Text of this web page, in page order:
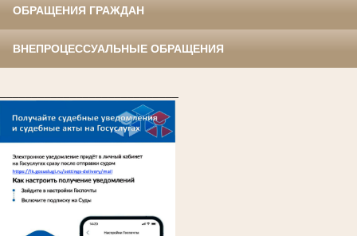
ОБРАЩЕНИЯ ГРАЖДАН
ВНЕПРОЦЕССУАЛЬНЫЕ ОБРАЩЕНИЯ